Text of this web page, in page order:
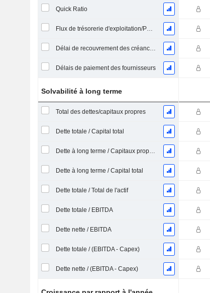
Quick Ratio
Flux de trésorerie d'exploitation/Passif à court terme
Délai de recouvrement des créances (moyenne des créances)
Délais de paiement des fournisseurs
Solvabilité à long terme
Total des dettes/capitaux propres
Dette totale / Capital total
Dette à long terme / Capitaux propres
Dette à long terme / Capital total
Dette totale / Total de l'actif
Dette totale / EBITDA
Dette nette / EBITDA
Dette totale / (EBITDA - Capex)
Dette nette / (EBITDA - Capex)